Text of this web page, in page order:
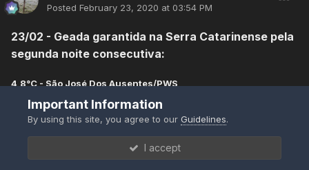
Urupema que não consegui os dados. Se alguém tiver,
agradeço😉
Posted February 23, 2020 at 03:54 PM
23/02 - Geada garantida na Serra Catarinense pela
segunda noite consecutiva:
4,8°C - São José Dos Ausentes/PWS
6,5°C - Pinheiro Machado/Passo Da Olaria
6,7°C - Soledade/Sítio Toniolo
1,19°C
1,6°C - Bom Jardim Da Serra/Vista Alegre
Important Information
By using this site, you agree to ourGuidelines.
I accept